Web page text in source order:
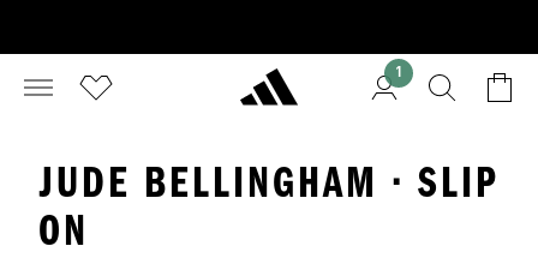
1
JUDE BELLINGHAM · SLIP
ON